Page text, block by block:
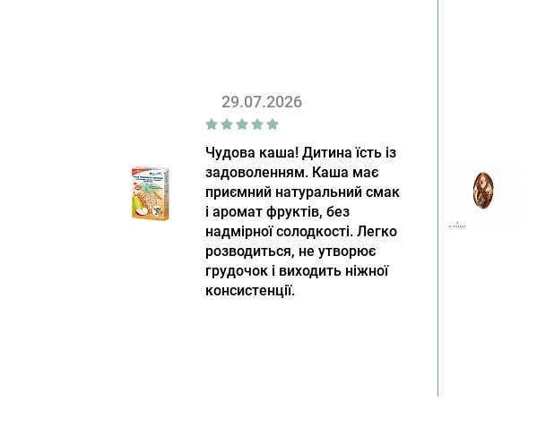
29.07.2026
Чудова каша! Дитина їсть із
задоволенням. Каша має
приємний натуральний смак
і аромат фруктів, без
надмірної солодкості. Легко
розводиться, не утворює
грудочок і виходить ніжної
консистенції.